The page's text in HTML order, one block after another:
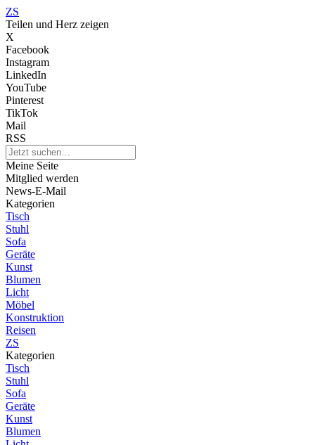
ZS
Teilen und Herz zeigen
X
Facebook
Instagram
LinkedIn
YouTube
Pinterest
TikTok
Mail
RSS
Meine Seite
Mitglied werden
News-E-Mail
Kategorien
Tisch
Stuhl
Sofa
Geräte
Kunst
Blumen
Licht
Möbel
Konstruktion
Reisen
ZS
Kategorien
Tisch
Stuhl
Sofa
Geräte
Kunst
Blumen